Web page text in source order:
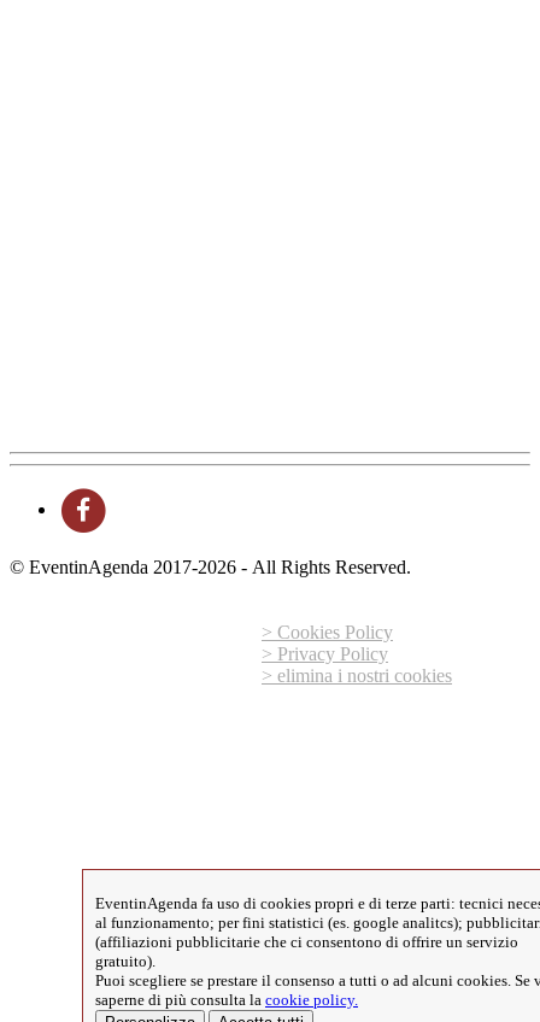
© EventinAgenda 2017-2026 - All Rights Reserved.
EventinAgenda fa uso di cookies propri e di terze parti: tecnici
al funzionamento; per fini statistici (es. google analitcs);
(affiliazioni pubblicitarie che ci consentono di offrire un servizio
gratuito).
Puoi scegliere se prestare il consenso a tutti o ad alcuni cookies. Se
saperne di più consulta la cookie policy.
> Cookies Policy
> Privacy Policy
> elimina i nostri cookies